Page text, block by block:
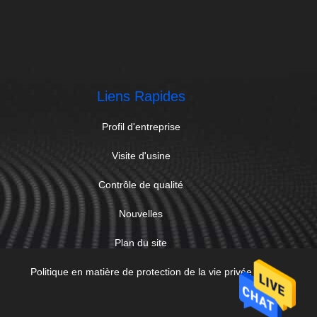
Liens Rapides
Profil d'entreprise
Visite d'usine
Contrôle de qualité
Nouvelles
Plan du site
Politique en matière de protection de la vie privée